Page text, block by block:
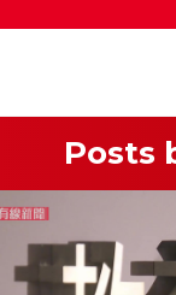
Posts
按輸